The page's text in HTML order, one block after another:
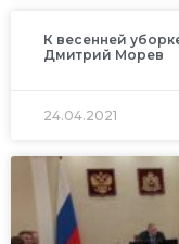
К весенней
Дмитрий Морев
24.04.2021